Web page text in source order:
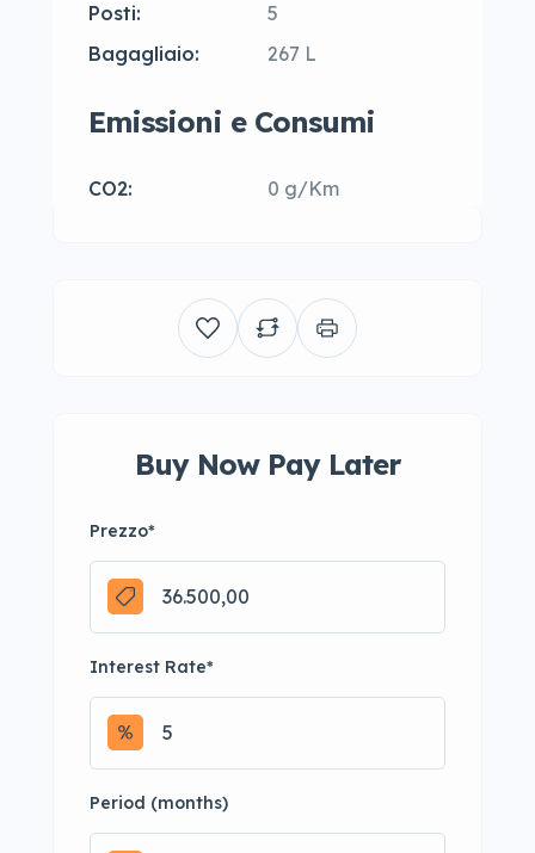
Posti:
5
Bagagliaio:
267 L
Emissioni e Consumi
CO2: 0 g/Km
Buy Now Pay Later
Prezzo*
Interest Rate*
Period (months)